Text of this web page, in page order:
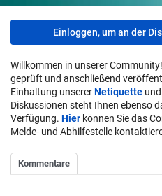
Einloggen, um an der
Willkommen in unserer
geprüft und anschließend
Einhaltung unsererNetiquette und
Diskussionen steht Ihnen ebenso
Verfügung. Hier können Sie das
Melde- und Abhilfestelle